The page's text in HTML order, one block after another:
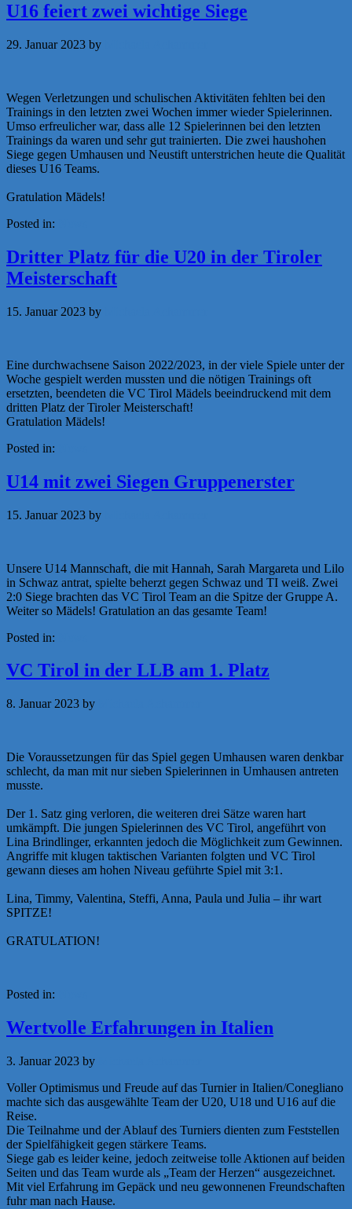
U16 feiert zwei wichtige Siege
29. Januar 2023 by
Wegen Verletzungen und schulischen Aktivitäten fehlten bei den
Trainings in den letzten zwei Wochen immer wieder Spielerinnen.
Umso erfreulicher war, dass alle 12 Spielerinnen bei den letzten
Trainings da waren und sehr gut trainierten. Die zwei haushohen
Siege gegen Umhausen und Neustift unterstrichen heute die Qualität
dieses U16 Teams.
Gratulation Mädels!
Posted in:
Dritter Platz für die U20 in der Tiroler
Meisterschaft
15. Januar 2023 by
Eine durchwachsene Saison 2022/2023, in der viele Spiele unter der
Woche gespielt werden mussten und die nötigen Trainings oft
ersetzten, beendeten die VC Tirol Mädels beeindruckend mit dem
dritten Platz der Tiroler Meisterschaft!
Gratulation Mädels!
Posted in:
U14 mit zwei Siegen Gruppenerster
15. Januar 2023 by
Unsere U14 Mannschaft, die mit Hannah, Sarah Margareta und Lilo
in Schwaz antrat, spielte beherzt gegen Schwaz und TI weiß. Zwei
2:0 Siege brachten das VC Tirol Team an die Spitze der Gruppe A.
Weiter so Mädels! Gratulation an das gesamte Team!
Posted in:
VC Tirol in der LLB am 1. Platz
8. Januar 2023 by
Die Voraussetzungen für das Spiel gegen Umhausen waren denkbar
schlecht, da man mit nur sieben Spielerinnen in Umhausen antreten
musste.
Der 1. Satz ging verloren, die weiteren drei Sätze waren hart
umkämpft. Die jungen Spielerinnen des VC Tirol, angeführt von
Lina Brindlinger, erkannten jedoch die Möglichkeit zum Gewinnen.
Angriffe mit klugen taktischen Varianten folgten und VC Tirol
gewann dieses am hohen Niveau geführte Spiel mit 3:1.
Lina, Timmy, Valentina, Steffi, Anna, Paula und Julia – ihr wart
SPITZE!
GRATULATION!
Posted in:
Wertvolle Erfahrungen in Italien
3. Januar 2023 by
Voller Optimismus und Freude auf das Turnier in Italien/Conegliano
machte sich das ausgewählte Team der U20, U18 und U16 auf die
Reise.
Die Teilnahme und der Ablauf des Turniers dienten zum Feststellen
der Spielfähigkeit gegen stärkere Teams.
Siege gab es leider keine, jedoch zeitweise tolle Aktionen auf beiden
Seiten und das Team wurde als „Team der Herzen“ ausgezeichnet.
Mit viel Erfahrung im Gepäck und neu gewonnenen Freundschaften
fuhr man nach Hause.